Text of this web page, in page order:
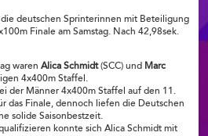
die deutschen Sprinterinnen mit Beteiligung
Finale am Samstag. Nach 42,98sek.
waren Alica Schmidt(SCC) und Marc
4x400m Staffel.
der Männer 4x400m Staffel auf den 11.
das Finale, dennoch liefen die Deutschen
solide Saisonbestzeit.
konnte sich Alica Schmidt mit